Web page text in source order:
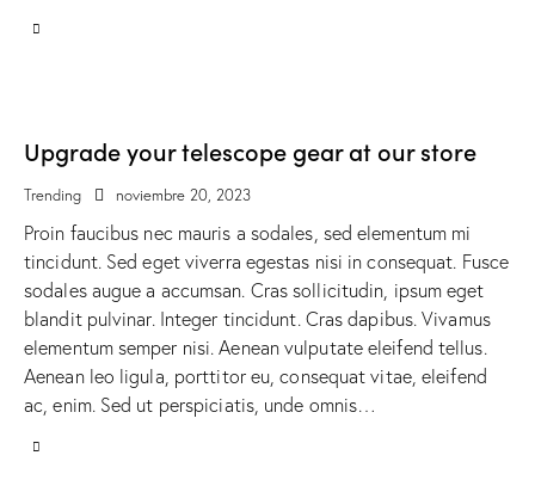
Upgrade your telescope gear at our store
Trending noviembre 20, 2023
Proin faucibus nec mauris a sodales, sed elementum mi
tincidunt. Sed eget viverra egestas nisi in consequat. Fusce
sodales augue a accumsan. Cras sollicitudin, ipsum eget
blandit pulvinar. Integer tincidunt. Cras dapibus. Vivamus
elementum semper nisi. Aenean vulputate eleifend tellus.
Aenean leo ligula, porttitor eu, consequat vitae, eleifend
ac, enim. Sed ut perspiciatis, unde omnis…